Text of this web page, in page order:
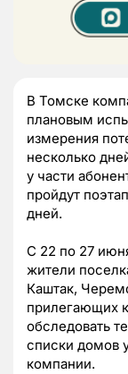
В Томске
плановым
измерения
несколько
у части
пройдут
дней.
С 22 по 27
жители
Каштак,
прилегающих
обследовать
списки домов
компании.